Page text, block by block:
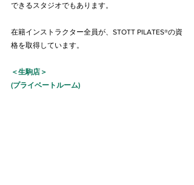
できるスタジオでもあります。
在籍インストラクター全員が、STOTT PILATES®の資
格を取得しています。
＜生駒店＞
(プライベートルーム)